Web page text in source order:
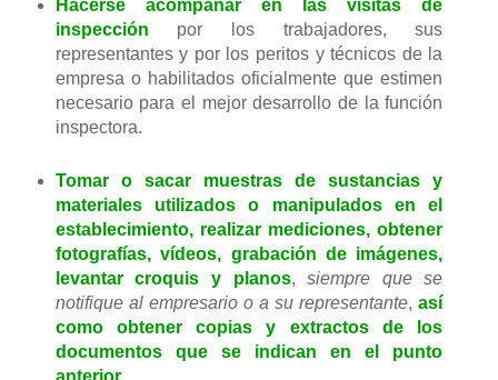
Hacerse acompañar en las visitas de
inspección por los trabajadores, sus
representantes y por los peritos y técnicos de la
empresa o habilitados oficialmente que estimen
necesario para el mejor desarrollo de la función
inspectora.
Tomar o sacar muestras de sustancias y
materiales utilizados o manipulados en el
establecimiento, realizar mediciones, obtener
fotografías, vídeos, grabación de imágenes,
levantar croquis y planos,siempre que se
notifique al empresario o a su representante,así
como obtener copias y extractos de los
documentos que se indican en el punto